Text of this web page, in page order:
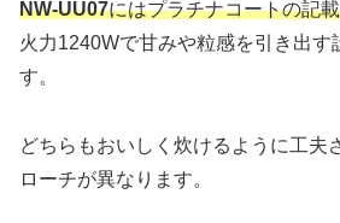
NW-UU07にはプラチナコートの記
火力1240Wで甘みや粒感を引き出す
す。
どちらもおいしく炊けるように工夫
ローチが異なります。